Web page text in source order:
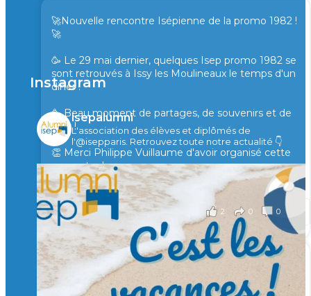
🚀Nouvelle rencontre Isépienne de la promo 1982 !
🚀
🥳 Le 29 mai dernier, quelques Isep promo 1982 se
sont retrouvés à Issy les Moulineaux le temps d'un
diner !
🥳 Beau moment de partages, de souvenirs et de
rires !
👏 Merci Philippe Vuillaume d'avoir organisé cette
rencontre !
il y a 2 mois
2 0 0
Voir sur Facebook · Partager
🙏 Soutenez l’Isep via la taxe d’apprentissage 2026
et contribuons ensemble à former les générations
d’ingénieurs de demain. 🙏
Instagram
isepalumni
L'association des élèves et diplômés de
l'@isepparis. Retrouvez toute notre actualité 👇